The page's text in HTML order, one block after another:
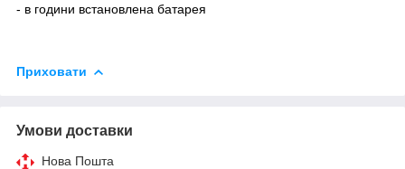
- в години встановлена батарея
Приховати
Умови доставки
Нова Пошта